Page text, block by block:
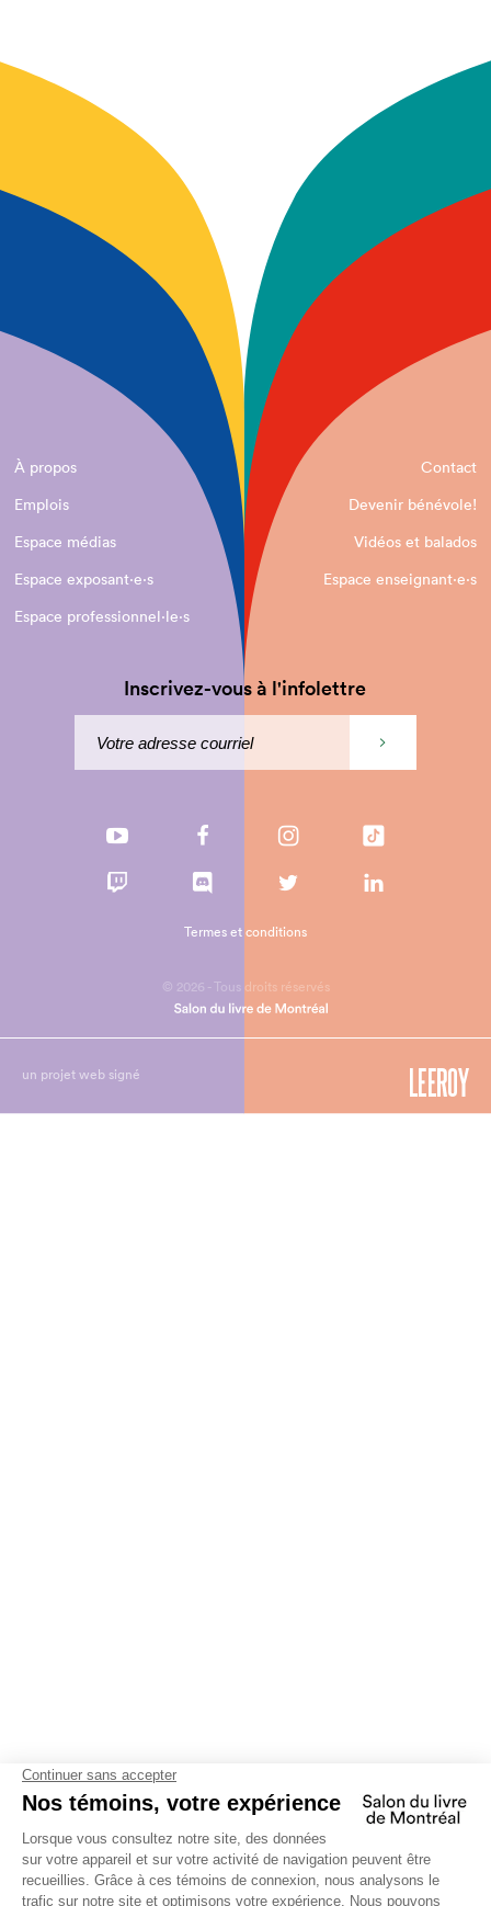
À propos
Contact
Emplois
Devenir bénévole!
Espace médias
Vidéos et balados
Espace exposant·e⋅s
Espace enseignant·e⋅s
Espace professionnel·le⋅s
Inscrivez-vous à l'infolettre
© 2026 - Tous droits réservés
Termes et conditions
un projet web signé